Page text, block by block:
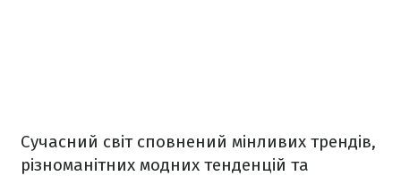
Сучасний світ сповнений мінливих трендів,
різноманітних модних тенденцій та